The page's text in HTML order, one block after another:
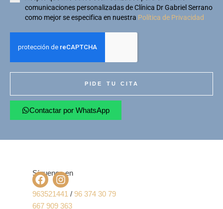
comunicaciones personalizadas de Clínica Dr Gabriel Serrano
como mejor se especifica en nuestra Política de Privacidad
PIDE TU CITA
Contactar por WhatsApp
Síguenos en
963521441 / 96 374 30 79
667 909 363